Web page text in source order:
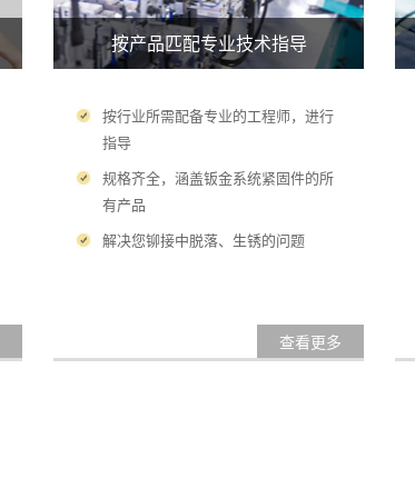
按产品匹配专业技术指导
按行业所需配备专业的工程师，进行
指导
规格齐全，涵盖钣金系统紧固件的所
有产品
解决您铆接中脱落、生锈的问题
查看更多